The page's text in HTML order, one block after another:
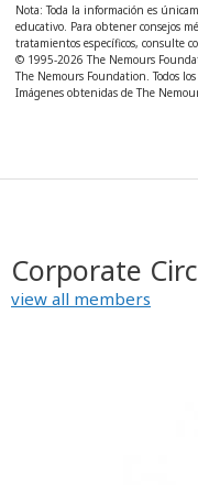
Nota: Toda la información es
educativo. Para obtener consejos
tratamientos específicos, consulte
© 1995-2026 The Nemours
The Nemours Foundation. Todos los
Imágenes obtenidas de The
Corporate
view all members